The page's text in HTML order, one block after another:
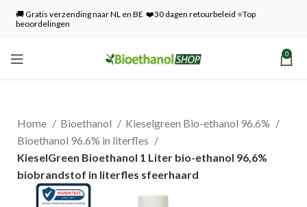
🚚 Gratis verzending naar NL en BE ❤️30 dagen retourbeleid ⭐Top
beoordelingen
0
Home Bioethanol
Kieselgreen Bio-ethanol 96.6%
Bioethanol 96.6% in literfles
KieselGreen Bioethanol 1 Liter bio-ethanol 96,6%
biobrandstof in literfles sfeerhaard